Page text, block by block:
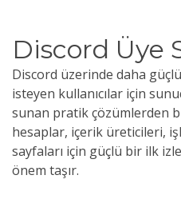
Discord Üye
Discord üzerinde daha
isteyen kullanıcılar için
sunan pratik çözümlerden
hesaplar, içerik üreticileri,
sayfaları için güçlü bir ilk
önem taşır.